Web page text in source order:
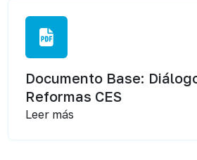
Documento Base:
Reformas CES
Leer más